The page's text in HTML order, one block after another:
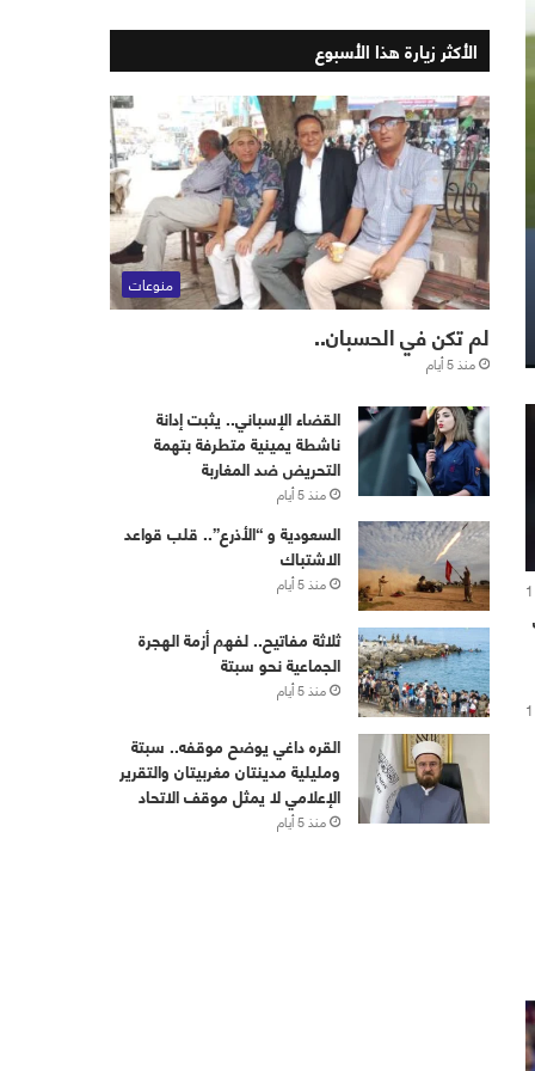
1
1
الأكثر زيارة هذا الأسبوع
منوعات
لم تكن في الحسبان..
منذ 5 أيام
القضاء الإسباني.. يثبت إدانة
ناشطة يمينية متطرفة بتهمة
التحريض ضد المغاربة
منذ 5 أيام
‏⁧‫السعودية‬⁩ و “الأذرع”.. قلب قواعد
الاشتباك
منذ 5 أيام
ثلاثة مفاتيح.. لفهم أزمة الهجرة
الجماعية نحو سبتة
منذ 5 أيام
القره داغي يوضح موقفه.. سبتة
ومليلية مدينتان مغربيتان والتقرير
الإعلامي لا يمثل موقف الاتحاد
منذ 5 أيام